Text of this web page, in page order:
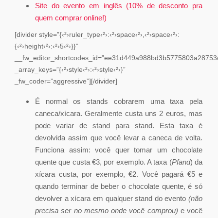
Site do evento em inglês (10% de desconto pra
quem comprar online!)
[divider style=”{‹²›ruler_type‹²›:‹²›space‹²›,‹²›space‹²›:
{‹²›height‹²›:‹²›5‹²›}}”
_array_keys=”{‹²›style‹²›:‹²›style‹²›}”
_fw_coder=”aggressive”][/divider]
É normal os stands cobrarem uma taxa pela
caneca/xícara. Geralmente custa uns 2 euros, mas
pode variar de stand para stand. Esta taxa é
devolvida assim que você levar a caneca de volta.
Funciona assim: você quer tomar um chocolate
quente que custa €3, por exemplo. A taxa (Pfand) da
xícara custa, por exemplo, €2. Você pagará €5 e
quando terminar de beber o chocolate quente, é só
devolver a xícara em qualquer stand do evento (não
precisa ser no mesmo onde você comprou) e você